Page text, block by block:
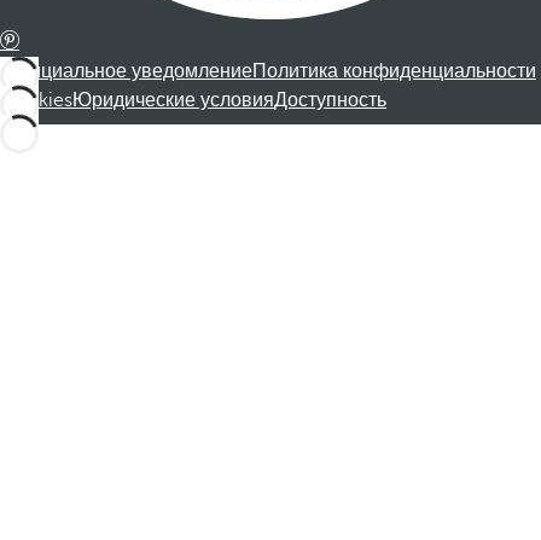
Официальное уведомлениеПолитика конфиденциальности
CookiesЮридические условияДоступность